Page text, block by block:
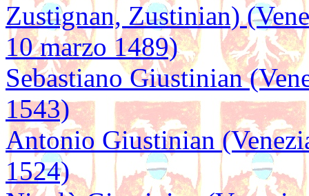
Zustignan, Zustinian)
10 marzo 1489)
Sebastiano Giustinian
1543)
Antonio Giustinian
1524)